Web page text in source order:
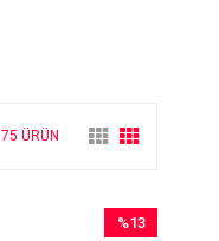
75 ÜRÜN
%13